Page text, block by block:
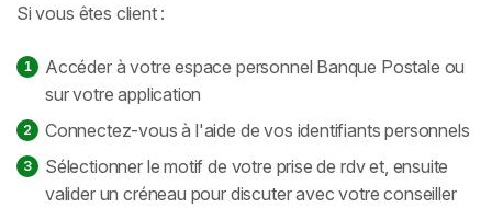
Si vous êtes client :
Accéder à votre espace personnel Banque Postale ou
sur votre application
Connectez-vous à l'aide de vos identifiants personnels
Sélectionner le motif de votre prise de rdv et, ensuite
valider un créneau pour discuter avec votre conseiller